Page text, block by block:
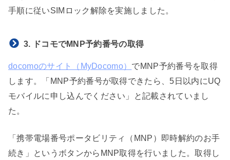
手順に従いSIMロック解除を実施しました。
3. ドコモでMNP予約番号の取得
docomoのサイト（MyDocomo） でMNP予約番号を取得
します。「MNP予約番号が取得できたら、5日以内にUQ
モバイルに申し込んでください」と記載されていまし
た。
「携帯電場番号ポータビリティ（MNP）即時解約のお手
続き」というボタンからMNP取得を行いました。取得し